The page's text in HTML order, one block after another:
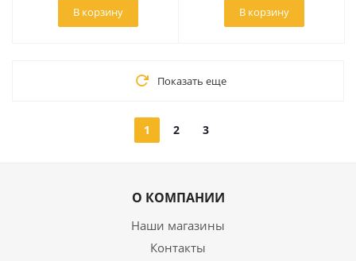
В корзину В корзину
Показать еще
1 2 3
О КОМПАНИИ
Наши магазины
Контакты